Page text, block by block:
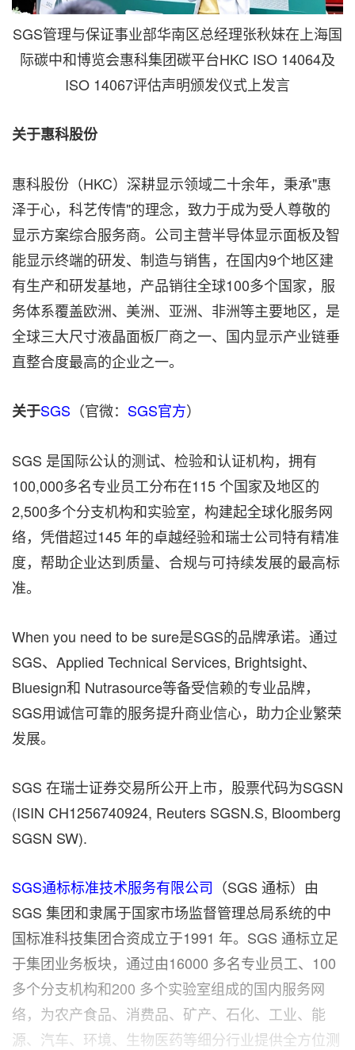
SGS管理与保证事业部华南区总经理张秋妹在上海国
际碳中和博览会惠科集团碳平台HKC ISO 14064及
ISO 14067评估声明颁发仪式上发言
关于惠科股份
惠科股份（HKC）深耕显示领域二十余年，秉承"惠
泽于心，科艺传情"的理念，致力于成为受人尊敬的
显示方案综合服务商。公司主营半导体显示面板及智
能显示终端的研发、制造与销售，在国内9个地区建
有生产和研发基地，产品销往全球100多个国家，服
务体系覆盖欧洲、美洲、亚洲、非洲等主要地区，是
全球三大尺寸液晶面板厂商之一、国内显示产业链垂
直整合度最高的企业之一。
关于SGS （官微： SGS官方）
SGS 是国际公认的测试、检验和认证机构，拥有
100,000多名专业员工分布在115 个国家及地区的
2,500多个分支机构和实验室，构建起全球化服务网
络，凭借超过145 年的卓越经验和瑞士公司特有精准
度，帮助企业达到质量、合规与可持续发展的最高标
准。
When you need to be sure是SGS的品牌承诺。通过
SGS、Applied Technical Services, Brightsight、
Bluesign和 Nutrasource等备受信赖的专业品牌，
SGS用诚信可靠的服务提升商业信心，助力企业繁荣
发展。
SGS 在瑞士证券交易所公开上市，股票代码为SGSN
(ISIN CH1256740924, Reuters SGSN.S, Bloomberg
SGSN SW).
SGS通标标准技术服务有限公司 （SGS 通标）由
SGS 集团和隶属于国家市场监督管理总局系统的中
国标准科技集团合资成立于1991 年。SGS 通标立足
于集团业务板块，通过由16000 多名专业员工、100
多个分支机构和200 多个实验室组成的国内服务网
络，为农产食品、消费品、矿产、石化、工业、能
源、汽车、环境、生物医药等细分行业提供全方位测